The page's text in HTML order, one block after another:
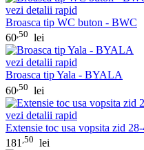
vezi detalii rapid
Broasca tip WC buton - BWC
60 ,50 lei
vezi detalii rapid
Broasca tip Yala - BYALA
60 ,50 lei
vezi detalii rapid
Extensie toc usa vopsita zid
181 ,50 lei